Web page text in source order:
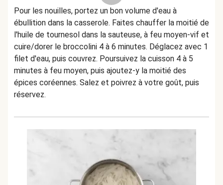
Pour les nouilles, portez un bon volume d'eau à
ébullition dans la casserole. Faites chauffer la moitié de
l'huile de tournesol dans la sauteuse, à feu moyen-vif et
cuire/dorer le broccolini 4 à 6 minutes. Déglacez avec 1
filet d'eau, puis couvrez. Poursuivez la cuisson 4 à 5
minutes à feu moyen, puis ajoutez-y la moitié des
épices coréennes. Salez et poivrez à votre goût, puis
réservez.